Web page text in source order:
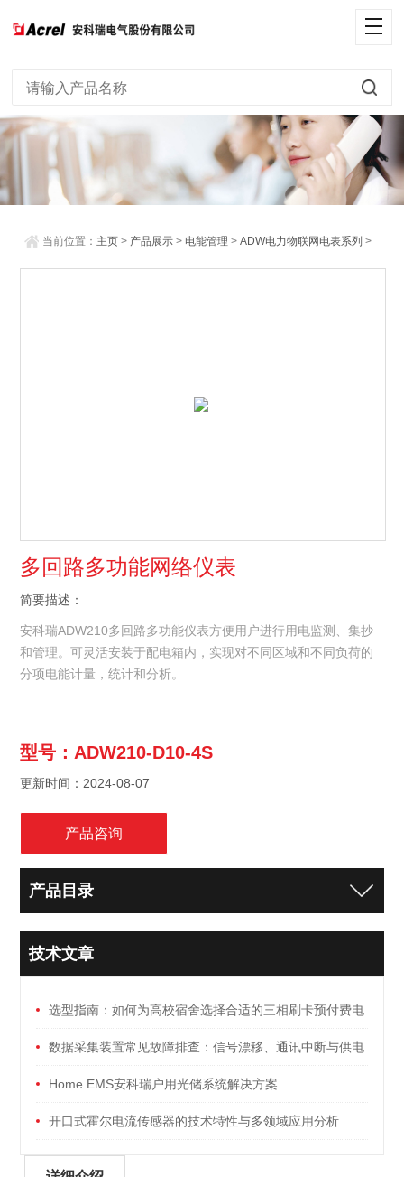
当前位置： 主页 > 产品展示 > 电能管理 >ADW电力物联网电表系列 >
多回路多功能网络仪表
简要描述：
安科瑞ADW210多回路多功能仪表方便用户进行用电监测、集抄
和管理。可灵活安装于配电箱内，实现对不同区域和不同负荷的
分项电能计量，统计和分析。
型号：ADW210-D10-4S
更新时间：2024-08-07
产品咨询
产品目录
技术文章
选型指南：如何为高校宿舍选择合适的三相刷卡预付费电
能表数据采集装置常见故障排查：信号漂移、通讯中断与供电
异常Home EMS安科瑞户用光储系统解决方案
开口式霍尔电流传感器的技术特性与多领域应用分析